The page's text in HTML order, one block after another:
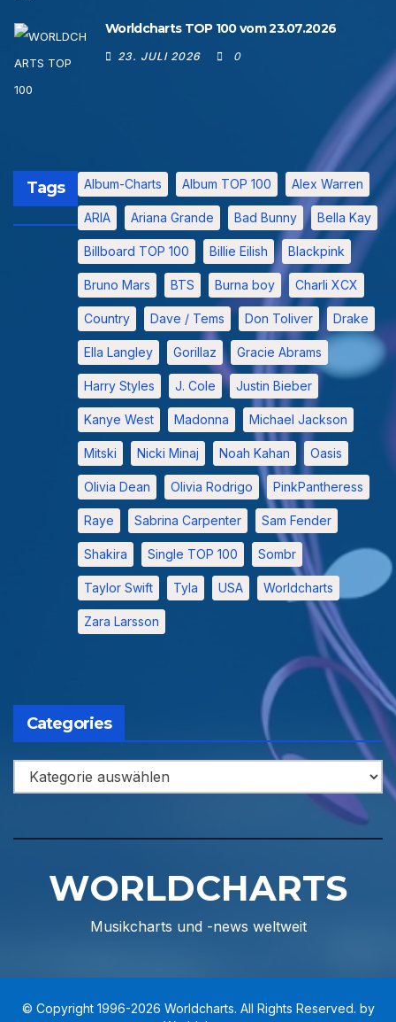
Worldcharts TOP 100 vom 23.07.2026
23. JULI 2026 0
Tags Album-Charts Album TOP 100 Alex Warren
ARIA Ariana Grande Bad Bunny Bella Kay
Billboard TOP 100 Billie Eilish Blackpink
Bruno Mars BTS Burna boy Charli XCX
Country Dave / Tems Don Toliver Drake
Ella Langley Gorillaz Gracie Abrams
Harry Styles J. Cole Justin Bieber
Kanye West Madonna Michael Jackson
Mitski Nicki Minaj Noah Kahan Oasis
Olivia Dean Olivia Rodrigo PinkPantheress
Raye Sabrina Carpenter Sam Fender
Shakira Single TOP 100 Sombr
Taylor Swift Tyla USA Worldcharts
Zara Larsson
Categories
Categories
WORLDCHARTS
Musikcharts und -news weltweit
© Copyright 1996-2026 Worldcharts. All Rights Reserved. by